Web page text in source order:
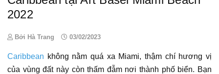
2022
Bởi Hà Trang 03/02/2023
Caribbean không nằm quá xa Miami, thậm chí hương vị
của vùng đất này còn thấm đẫm nơi thành phố biển. Bạn